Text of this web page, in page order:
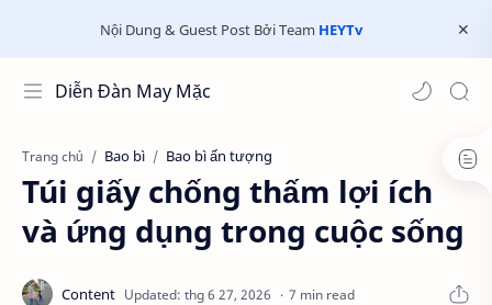
Nội Dung & Guest Post Bởi Team HEYTv
Diễn Đàn May Mặc
Trang chủ Bao bì Bao bì ấn tượng
Túi giấy chống thấm lợi ích
và ứng dụng trong cuộc sống
7 min read